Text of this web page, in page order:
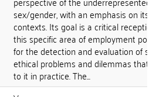
sex/gender, with an emphasis on its
contexts. Its goal is a critical
this specific area of employment
for the detection and evaluation of
ethical problems and dilemmas that
to it in practice. The...